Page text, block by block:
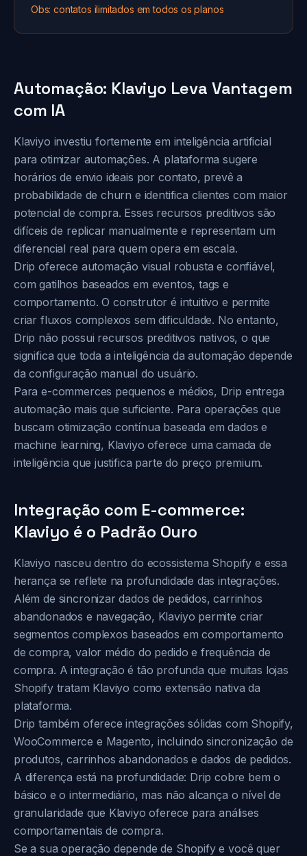
Obs: contatos ilimitados em todos os planos
Automação: Klaviyo Leva Vantagem
com IA
Klaviyo investiu fortemente em inteligência artificial
para otimizar automações. A plataforma sugere
horários de envio ideais por contato, prevê a
probabilidade de churn e identifica clientes com maior
potencial de compra. Esses recursos preditivos são
difíceis de replicar manualmente e representam um
diferencial real para quem opera em escala.
Drip oferece automação visual robusta e confiável,
com gatilhos baseados em eventos, tags e
comportamento. O construtor é intuitivo e permite
criar fluxos complexos sem dificuldade. No entanto,
Drip não possui recursos preditivos nativos, o que
significa que toda a inteligência da automação depende
da configuração manual do usuário.
Para e-commerces pequenos e médios, Drip entrega
automação mais que suficiente. Para operações que
buscam otimização contínua baseada em dados e
machine learning, Klaviyo oferece uma camada de
inteligência que justifica parte do preço premium.
Integração com E-commerce:
Klaviyo é o Padrão Ouro
Klaviyo nasceu dentro do ecossistema Shopify e essa
herança se reflete na profundidade das integrações.
Além de sincronizar dados de pedidos, carrinhos
abandonados e navegação, Klaviyo permite criar
segmentos complexos baseados em comportamento
de compra, valor médio do pedido e frequência de
compra. A integração é tão profunda que muitas lojas
Shopify tratam Klaviyo como extensão nativa da
plataforma.
Drip também oferece integrações sólidas com Shopify,
WooCommerce e Magento, incluindo sincronização de
produtos, carrinhos abandonados e dados de pedidos.
A diferença está na profundidade: Drip cobre bem o
básico e o intermediário, mas não alcança o nível de
granularidade que Klaviyo oferece para análises
comportamentais de compra.
Se a sua operação depende de Shopify e você quer